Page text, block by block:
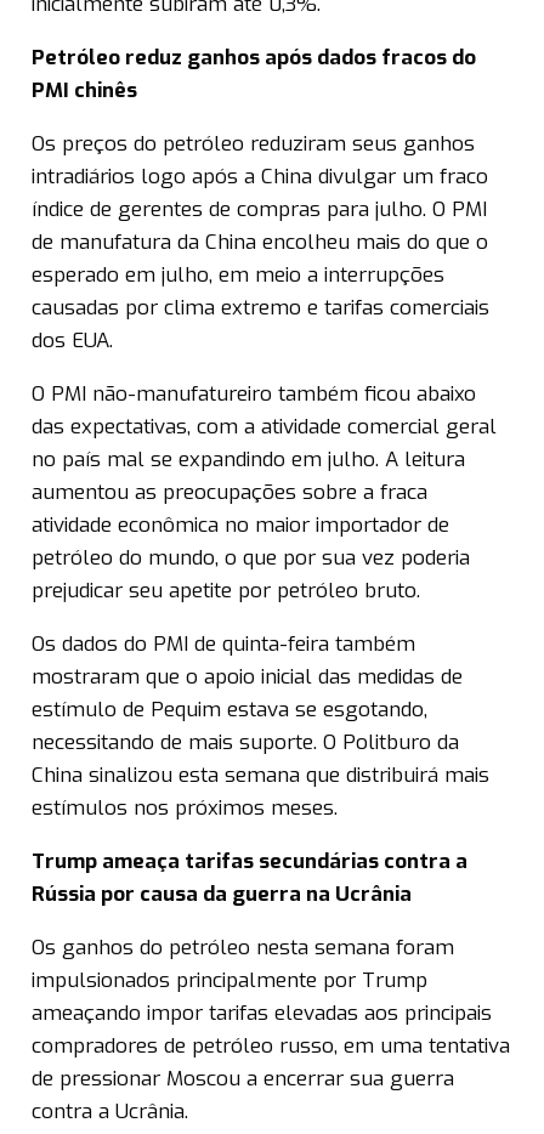
Petróleo reduz ganhos após dados fracos do
PMI chinês
Os preços do petróleo reduziram seus ganhos
intradiários logo após a China divulgar um fraco
índice de gerentes de compras para julho. O PMI
de manufatura da China encolheu mais do que o
esperado em julho, em meio a interrupções
causadas por clima extremo e tarifas comerciais
dos EUA.
O PMI não-manufatureiro também ficou abaixo
das expectativas, com a atividade comercial geral
no país mal se expandindo em julho. A leitura
aumentou as preocupações sobre a fraca
atividade econômica no maior importador de
petróleo do mundo, o que por sua vez poderia
prejudicar seu apetite por petróleo bruto.
Os dados do PMI de quinta-feira também
mostraram que o apoio inicial das medidas de
estímulo de Pequim estava se esgotando,
necessitando de mais suporte. O Politburo da
China sinalizou esta semana que distribuirá mais
estímulos nos próximos meses.
Trump ameaça tarifas secundárias contra a
Rússia por causa da guerra na Ucrânia
Os ganhos do petróleo nesta semana foram
impulsionados principalmente por Trump
ameaçando impor tarifas elevadas aos principais
compradores de petróleo russo, em uma tentativa
de pressionar Moscou a encerrar sua guerra
contra a Ucrânia.